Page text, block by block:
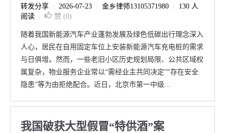
转发分享 2026-07-23 金乡律师13105371980
130 人
阅读
赞 (0)
随着我国新能源汽车产业蓬勃发展及绿色低碳出行理念深入
人心，居民在自用固定车位上安装新能源汽车充电桩的需求
与日俱增。然而，一些老旧小区历史规划局限、公共区域权
属复杂，物业服务企业常以“需经业主共同决定”“存在安全
隐患”等为由拒绝配合。近日，北京市第一中级...
我国破获大型假冒“特供酒”案